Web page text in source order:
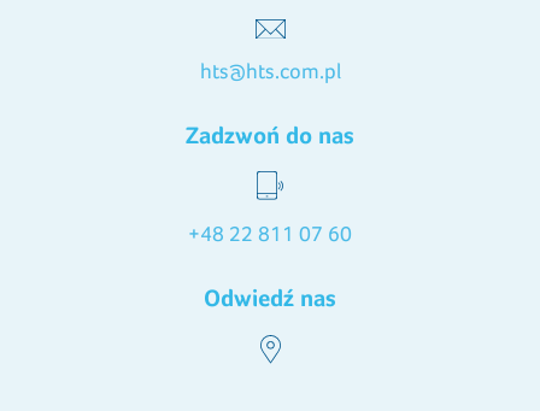
hts@hts.com.pl
Zadzwoń do nas
+48 22 811 07 60
Odwiedź nas